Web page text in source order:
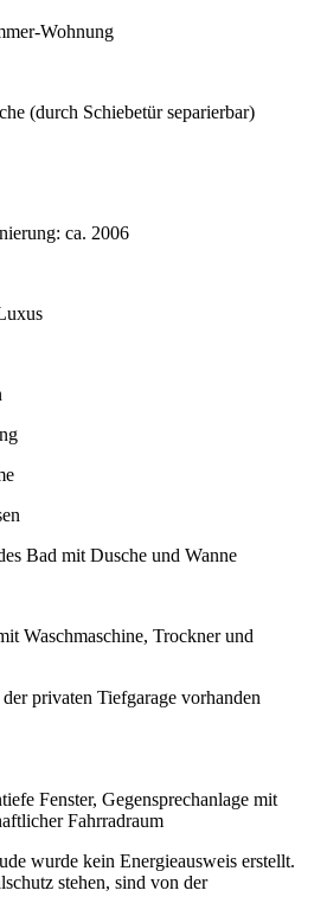
Wohnung
(durch Schiebetür separierbar)
ca. 2006
Bad mit Dusche und Wanne
Waschmaschine, Trockner und
privaten Tiefgarage vorhanden
Fenster, Gegensprechanlage mit
Fahrradraum
wurde kein Energieausweis erstellt.
stehen, sind von der